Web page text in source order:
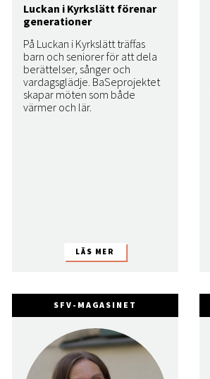
Luckan i Kyrkslätt förenar
generationer
På Luckan i Kyrkslätt träffas
barn och seniorer för att dela
berättelser, sånger och
vardagsglädje. BaSeprojektet
skapar möten som både
värmer och lär.
SFV-MAGASINET